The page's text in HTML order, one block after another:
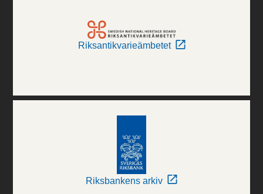
Riksantikvarieämbetet
Riksbankens arkiv